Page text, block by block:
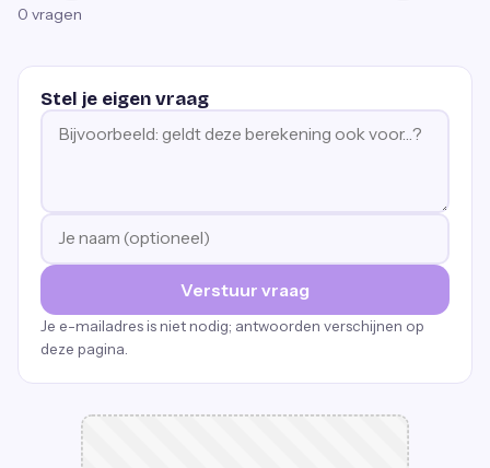
0 vragen
Stel je eigen vraag
Verstuur vraag
Je e-mailadres is niet nodig; antwoorden verschijnen op
deze pagina.